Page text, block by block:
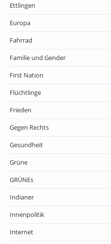
Ettlingen
Europa
Fahrrad
Familie und Gender
First Nation
Flüchtlinge
Frieden
Gegen Rechts
Gesundheit
Grüne
GRÜNEs
Indianer
Innenpolitik
Internet